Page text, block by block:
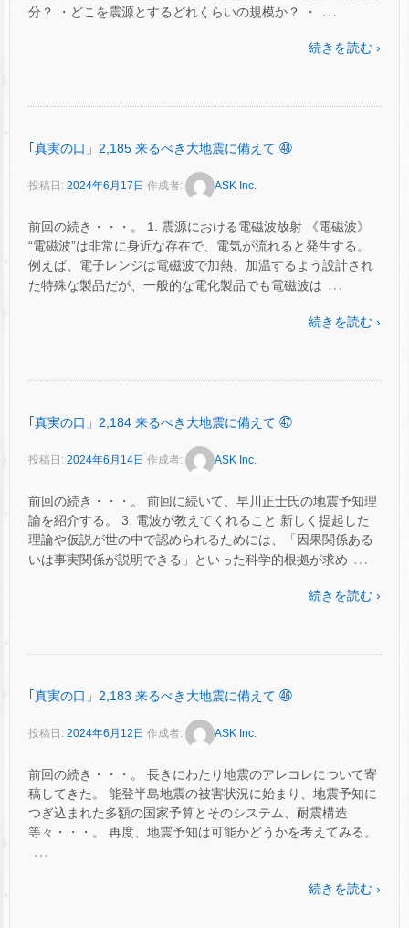
分？ ・どこを震源とするどれくらいの規模か？ ・
…
続きを読む ›
｢真実の口」2,185 来るべき大地震に備えて ㊽
投稿日: 2024年6月17日 作成者: ASK Inc.
前回の続き・・・。 1. 震源における電磁波放射 《電磁波》
“電磁波”は非常に身近な存在で、電気が流れると発生する。
例えば、電子レンジは電磁波で加熱、加温するよう設計され
た特殊な製品だが、一般的な電化製品でも電磁波は …
続きを読む ›
｢真実の口」2,184 来るべき大地震に備えて ㊼
投稿日: 2024年6月14日 作成者: ASK Inc.
前回の続き・・・。 前回に続いて、早川正士氏の地震予知理
論を紹介する。 3. 電波が教えてくれること 新しく提起した
理論や仮説が世の中で認められるためには、「因果関係ある
いは事実関係が説明できる」といった科学的根拠が求め …
続きを読む ›
｢真実の口」2,183 来るべき大地震に備えて ㊻
投稿日: 2024年6月12日 作成者: ASK Inc.
前回の続き・・・。 長きにわたり地震のアレコレについて寄
稿してきた。 能登半島地震の被害状況に始まり、地震予知に
つぎ込まれた多額の国家予算とそのシステム、耐震構造
等々・・・。 再度、地震予知は可能かどうかを考えてみる。
…
続きを読む ›